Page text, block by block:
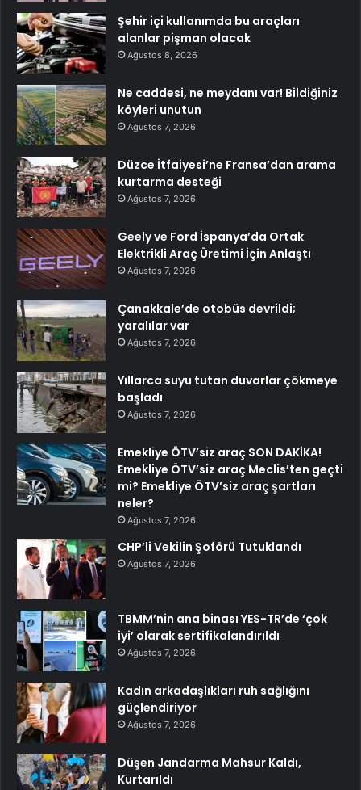
Şehir içi kullanımda bu araçları
alanlar pişman olacak
Ağustos 8, 2026
Ne caddesi, ne meydanı var! Bildiğiniz
köyleri unutun
Ağustos 7, 2026
Düzce İtfaiyesi’ne Fransa’dan arama
kurtarma desteği
Ağustos 7, 2026
Geely ve Ford İspanya’da Ortak
Elektrikli Araç Üretimi İçin Anlaştı
Ağustos 7, 2026
Çanakkale’de otobüs devrildi;
yaralılar var
Ağustos 7, 2026
Yıllarca suyu tutan duvarlar çökmeye
başladı
Ağustos 7, 2026
Emekliye ÖTV’siz araç SON DAKİKA!
Emekliye ÖTV’siz araç Meclis’ten geçti
mi? Emekliye ÖTV’siz araç şartları
neler?
Ağustos 7, 2026
CHP’li Vekilin Şoförü Tutuklandı
Ağustos 7, 2026
TBMM’nin ana binası YES-TR’de ‘çok
iyi’ olarak sertifikalandırıldı
Ağustos 7, 2026
Kadın arkadaşlıkları ruh sağlığını
güçlendiriyor
Ağustos 7, 2026
Düşen Jandarma Mahsur Kaldı,
Kurtarıldı